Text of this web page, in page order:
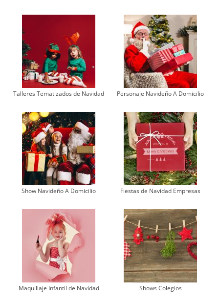
Talleres Tematizados de Navidad Personaje Navideño A Domicilio
Show Navideño A Domicilio Fiestas de Navidad Empresas
Maquillaje Infantil de Navidad Shows Colegios